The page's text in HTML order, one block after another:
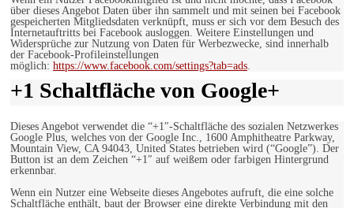
über dieses Angebot Daten über ihn sammelt und mit seinen bei Facebook
gespeicherten Mitgliedsdaten verknüpft, muss er sich vor dem Besuch des
Internetauftritts bei Facebook ausloggen. Weitere Einstellungen und
Widersprüche zur Nutzung von Daten für Werbezwecke, sind innerhalb
der Facebook-Profileinstellungen
möglich: https://www.facebook.com/settings?tab=ads.
+1 Schaltfläche von Google+
Dieses Angebot verwendet die “+1″-Schaltfläche des sozialen Netzwerkes
Google Plus, welches von der Google Inc., 1600 Amphitheatre Parkway,
Mountain View, CA 94043, United States betrieben wird (“Google”). Der
Button ist an dem Zeichen “+1″ auf weißem oder farbigen Hintergrund
erkennbar.
Wenn ein Nutzer eine Webseite dieses Angebotes aufruft, die eine solche
Schaltfläche enthält, baut der Browser eine direkte Verbindung mit den